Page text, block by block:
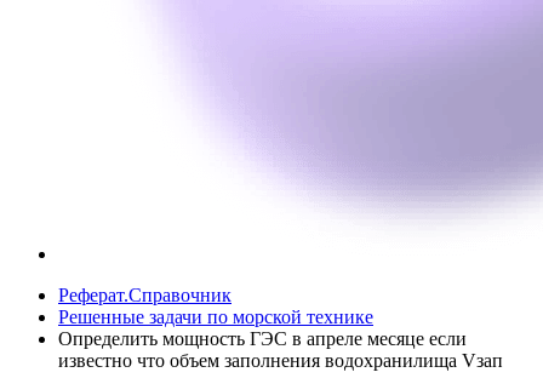
Реферат.Справочник
Решенные задачи по морской технике
Определить мощность ГЭС в апреле месяце если
известно что объем заполнения водохранилища Vзап